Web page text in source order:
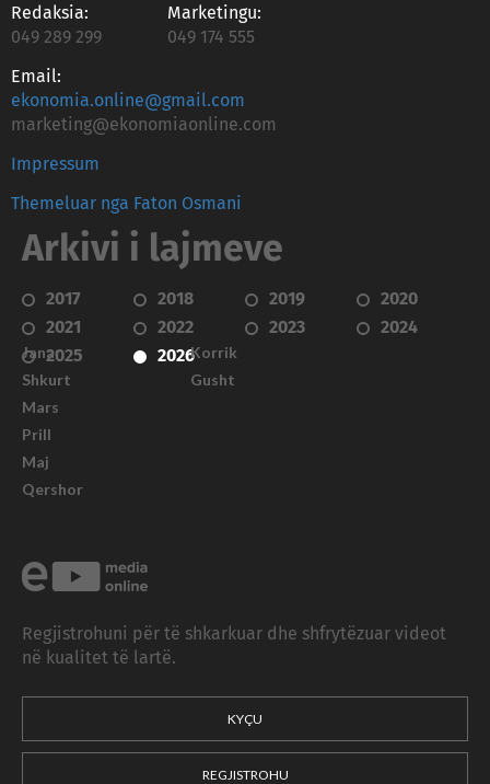
Redaksia:
049 289 299
Marketingu:
049 174 555
Email:
ekonomia.online@gmail.com
marketing@ekonomiaonline.com
Impressum
Themeluar nga Faton Osmani
Arkivi i lajmeve
2017 2018 2019
2020
2021
2022 2023
2024
2025
2026
Janar
Shkurt
Mars
Prill
Maj
Qershor
Korrik
Gusht
Regjistrohuni për të shkarkuar dhe shfrytëzuar videot
në kualitet të lartë.
KYÇU
REGJISTROHU